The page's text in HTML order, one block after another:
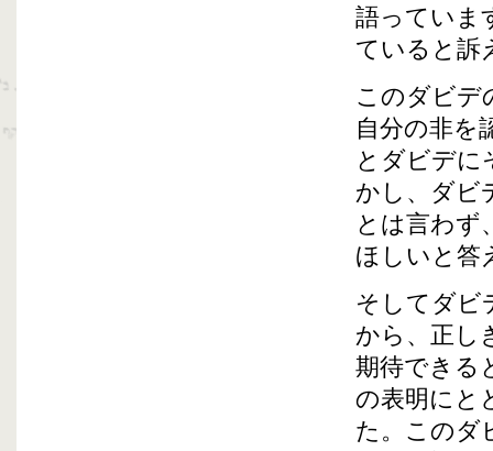
語っていま
ていると訴
このダビデ
自分の非を
とダビデに
かし、ダビ
とは言わず
ほしいと答
そしてダビ
から、正し
期待できる
の表明にと
た。このダ